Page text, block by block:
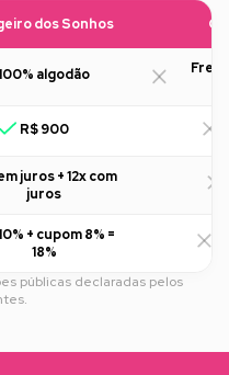
dos Sonhos
algodão
R$ 900
juros + 12x com
juros
+ cupom 8% =
18%
públicas declaradas pelos